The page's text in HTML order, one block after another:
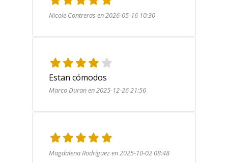
Nicole Contreras en 2026-05-16 10:30
Marco Duran en 2025-12-26 21:56
Magdalena Rodríguez en 2025-10-02 08:48